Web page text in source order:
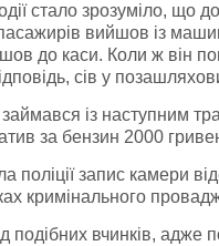
стало зрозуміло, що
вийшов із
до каси. Коли ж він
сів у
із наступним
за бензин 2000
поліції запис камери
кримінального
подібних вчинків,